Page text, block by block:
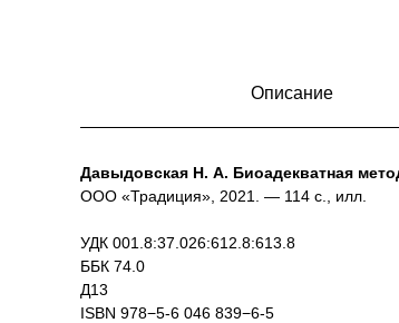
Описание
Давыдовская Н. А. Биоадекватная
ООО «Традиция», 2021. — 114 с., илл.
УДК 001.8:37.026:612.8:613.8
ББК 74.0
Д13
ISBN 978−5-6 046 839−6-5